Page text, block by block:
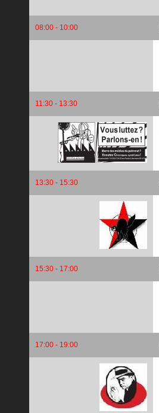
08:00 - 10:00
11:30 - 13:30
13:30 - 15:30
15:30 - 17:00
17:00 - 19:00